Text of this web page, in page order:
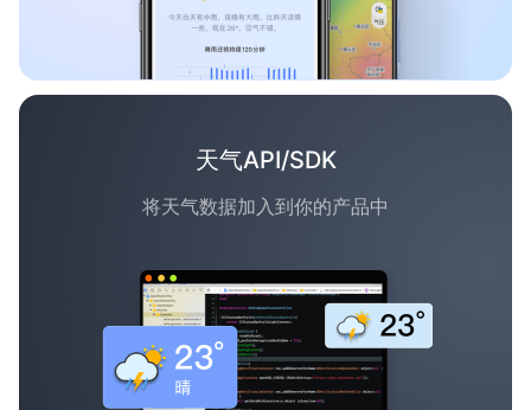
天气API/SDK
将天气数据加入到你的产品中